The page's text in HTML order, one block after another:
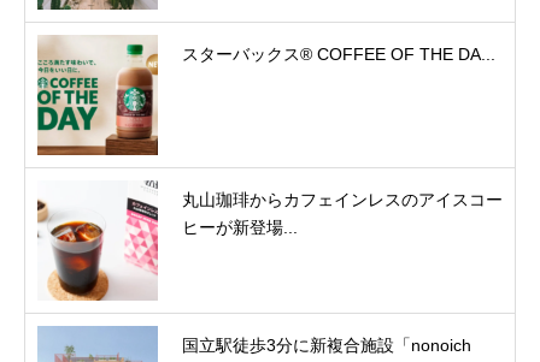
スターバックス® COFFEE OF THE DA...
丸山珈琲からカフェインレスのアイスコー
ヒーが新登場...
国立駅徒歩3分に新複合施設「nonoich